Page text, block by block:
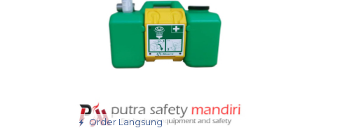
Order Langsung